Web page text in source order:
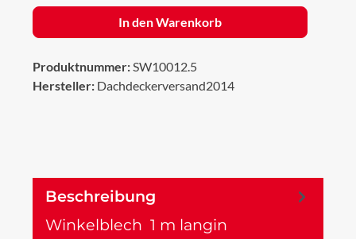
In den Warenkorb
Produktnummer:SW10012.5
Hersteller: Dachdeckerversand2014
Beschreibung
Winkelblech 1 m langin